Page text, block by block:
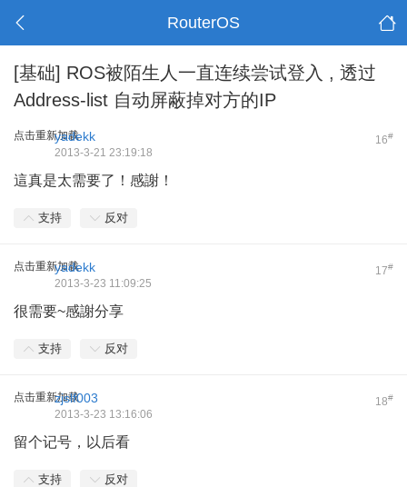
RouterOS
[基础] ROS被陌生人一直连续尝试登入 , 透过
Address-list 自动屏蔽掉对方的IP
点击重新加载 16#
yadekk
2013-3-21 23:19:18
這真是太需要了！感謝！
支持 反对
点击重新加载 17#
yadekk
2013-3-23 11:09:25
很需要~感謝分享
支持 反对
点击重新加载 18#
zjslf003
2013-3-23 13:16:06
留个记号，以后看
支持 反对